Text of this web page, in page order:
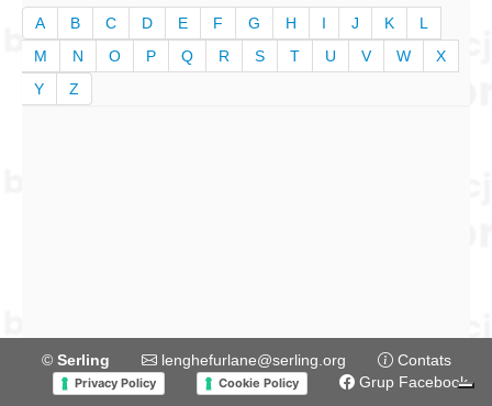
A B C D E F G H I J K
L
M
N O P Q R S T U V W
X
Y
Z
© Serling lenghefurlane@serling.org Contats
Privacy Policy Cookie Policy Grup Facebook